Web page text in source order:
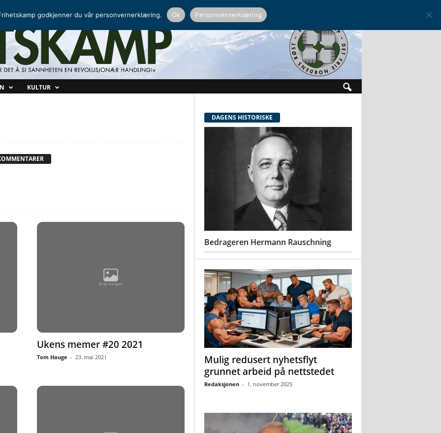
KULTUR
Ukens memer #20 2021
Tom Hauge - 23. mai 2021
DAGENS HISTORISKE
Bedrageren Hermann Rauschning
Mulig redusert nyhetsflyt
grunnet arbeid på nettstedet
Redaksjonen - 1. november 2025
godkjenner du vår personvernerklæring. Ok Personvernerklæring